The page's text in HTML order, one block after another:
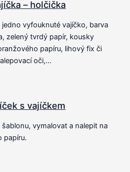
– holčička
vyfouknuté vajíčko, barva
zelený tvrdý papír, kousky
papíru, lihový fix či
oči,…
s vajíčkem
vymalovat a nalepit na
papíru.